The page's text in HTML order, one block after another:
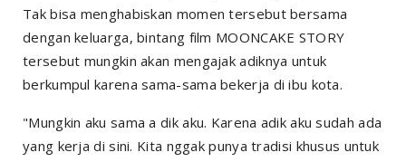
Tak bisa menghabiskan momen tersebut bersama
dengan keluarga, bintang film MOONCAKE STORY
tersebut mungkin akan mengajak adiknya untuk
berkumpul karena sama-sama bekerja di ibu kota.
"Mungkin aku sama a dik aku. Karena adik aku sudah ada
yang kerja di sini. Kita nggak punya tradisi khusus untuk